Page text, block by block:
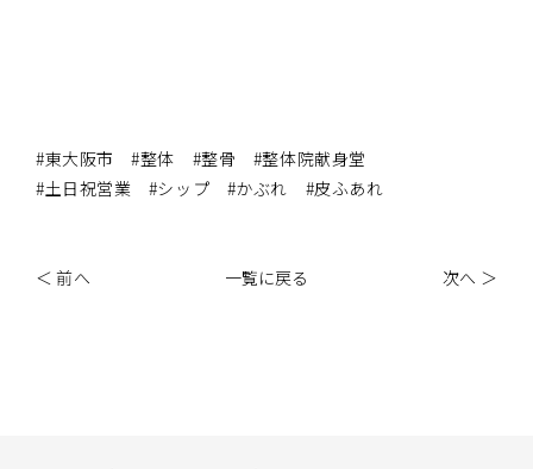
#東大阪市 #整体 #整骨 #整体院献身堂
#土日祝営業 #シップ #かぶれ #皮ふあれ
＜ 前へ 一覧に戻る 次へ ＞